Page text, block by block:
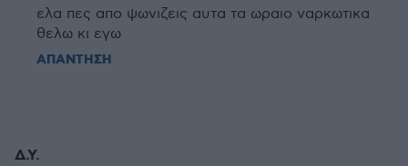
ελα πες απο ψωνιζεις αυτα τα ωραιο ναρκωτικα
θελω κι εγω
ΑΠΑΝΤΗΣΗ
Δ.Υ.